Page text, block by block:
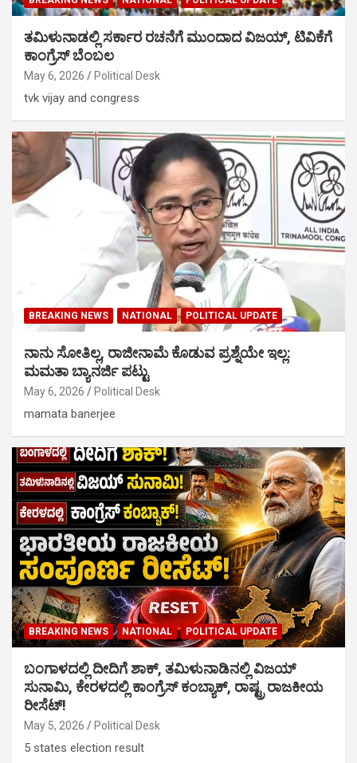
ತಮಿಳುನಾಡಲ್ಲಿ ಸರ್ಕಾರ ರಚನೆಗೆ ಮುಂದಾದ ವಿಜಯ್‌, ಟಿವಿಕೆಗೆ
ಕಾಂಗ್ರೆಸ್‌ ಬೆಂಬಲ
May 6, 2026 Political Desk
tvk vijay and congress
BREAKING NEWS NATIONAL POLITICAL UPDATE
ನಾನು ಸೋತಿಲ್ಲ, ರಾಜೀನಾಮೆ ಕೊಡುವ ಪ್ರಶ್ನೆಯೇ ಇಲ್ಲ:
ಮಮತಾ ಬ್ಯಾನರ್ಜಿ ಪಟ್ಟು
May 6, 2026 Political Desk
mamata banerjee
BREAKING NEWS NATIONAL POLITICAL UPDATE
ಬಂಗಾಳದಲ್ಲಿ ದೀದಿಗೆ ಶಾಕ್, ತಮಿಳುನಾಡಿನಲ್ಲಿ ವಿಜಯ್
ಸುನಾಮಿ, ಕೇರಳದಲ್ಲಿ ಕಾಂಗ್ರೆಸ್ ಕಂಬ್ಯಾಕ್, ರಾಷ್ಟ್ರ ರಾಜಕೀಯ
ರೀಸೆಟ್!
May 5, 2026 Political Desk
5 states election result